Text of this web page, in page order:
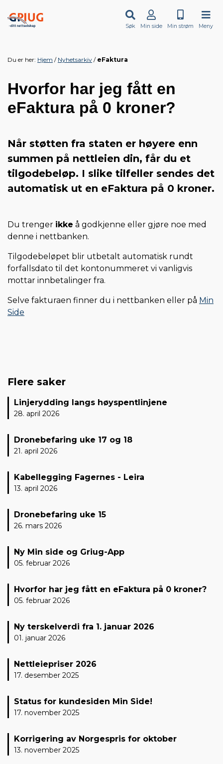
Søk Min side Min strøm Meny
Du er her: Hjem Nyhetsarkiv eFaktura
Hvorfor har jeg fått en
eFaktura på 0 kroner?
Når støtten fra staten er høyere enn
summen på nettleien din, får du et
tilgodebeløp. I slike tilfeller sendes det
automatisk ut en eFaktura på 0 kroner.
Du trenger ikke å godkjenne eller gjøre noe med
denne i nettbanken.
Tilgodebeløpet blir utbetalt automatisk rundt
forfallsdato til det kontonummeret vi vanligvis
mottar innbetalinger fra.
Selve fakturaen finner du i nettbanken eller på Min
Side
Flere saker
Linjerydding langs høyspentlinjene
28. april 2026
Dronebefaring uke 17 og 18
21. april 2026
Kabellegging Fagernes - Leira
13. april 2026
Dronebefaring uke 15
26. mars 2026
Ny Min side og Griug-App
05. februar 2026
Hvorfor har jeg fått en eFaktura på 0 kroner?
05. februar 2026
Ny terskelverdi fra 1. januar 2026
01. januar 2026
Nettleiepriser 2026
17. desember 2025
Status for kundesiden Min Side!
17. november 2025
Korrigering av Norgespris for oktober
13. november 2025